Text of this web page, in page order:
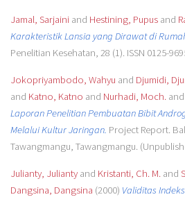
Jamal, Sarjainiand Hestining, Pupusand
Karakteristik Lansia yang Dirawat di
Penelitian Kesehatan, 28 (1). ISSN 0125-
Jokopriyambodo, Wahyu and Djumidi,
and Katno, Katno and Nurhadi, Moch.and
Laporan Penelitian Pembuatan Bibit
Melalui Kultur Jaringan. Project Report.
Tawangmangu, Tawangmangu.
Julianty, Juliantyand Kristanti, Ch. M.and
Dangsina, Dangsina (2000) Validitas